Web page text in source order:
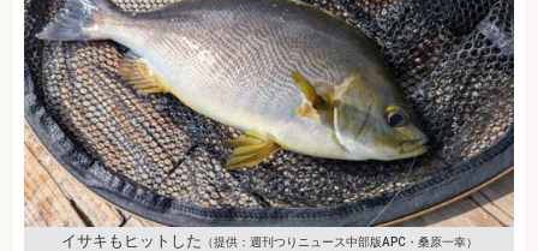
イサキもヒットした （提供：週刊つりニュース中部版APC・桑原一幸）